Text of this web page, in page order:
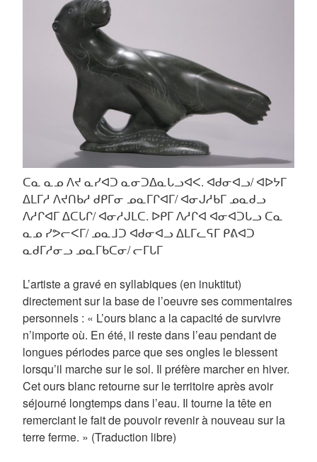
ᑕᓇ ᓇᓄ ᐱᔪ ᓇᓯᐊᑐ ᓇᓂᑐᐃᓇᒐᓗᐊᐸ. ᐊᑯᓂᐊᓗ/ ᐊᐅᔭᒥ
ᐃᒪᒥᓱ ᐱᔪᑎᑲᓱ ᑯᑭᒥᓂ ᓄᓇᒥᒋᐊᒥ/ ᐊᓂᒍᓱᑲᒥ ᓄᓇᑯᓗ
ᐱᓱᒋᐊᒥ ᐃᑕᒐᒋ/ ᐊᓂᓱᒍᒪᑕ. ᐅᑭᒥ ᐱᓱᒋᐊ ᐊᓂᐊᑐᒐᓗ ᑕᓇ
ᓇᓄ ᓯᕗᓕᐸᒥ/ ᓄᓇᒧᑐ ᐊᑯᓂᐊᓗ ᐃᒪᒥᓚᕋᒥ ᑭᕕᐊᑐ
ᓇᑯᒥᓱᓂᓗ ᓄᓇᒥᑲᑕᓂ/ ᓕᒥᒐᒥ
L’artiste a gravé en syllabiques (en inuktitut)
directement sur la base de l’oeuvre ses commentaires
personnels : « L’ours blanc a la capacité de survivre
n’importe où. En été, il reste dans l’eau pendant de
longues périodes parce que ses ongles le blessent
lorsqu’il marche sur le sol. Il préfère marcher en hiver.
Cet ours blanc retourne sur le territoire après avoir
séjourné longtemps dans l’eau. Il tourne la tête en
remerciant le fait de pouvoir revenir à nouveau sur la
terre ferme. » (Traduction libre)